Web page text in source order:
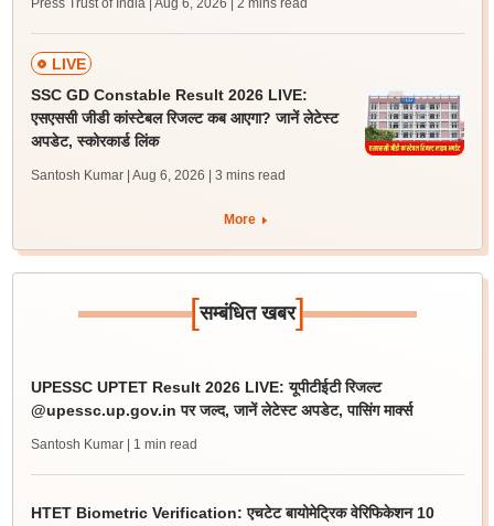
Press Trust of India | Aug 6, 2026 | 2 mins read
LIVE
SSC GD Constable Result 2026 LIVE:
एसएससी जीडी कांस्टेबल रिजल्ट कब आएगा? जानें लेटेस्ट
अपडेट, स्कोरकार्ड लिंक
Santosh Kumar | Aug 6, 2026 | 3 mins read
More
[सम्बंधित खबर]
UPESSC UPTET Result 2026 LIVE: यूपीटीईटी रिजल्ट
@upessc.up.gov.in पर जल्द, जानें लेटेस्ट अपडेट, पासिंग मार्क्स
Santosh Kumar | 1 min read
HTET Biometric Verification: एचटेट बायोमेट्रिक वेरिफिकेशन 10